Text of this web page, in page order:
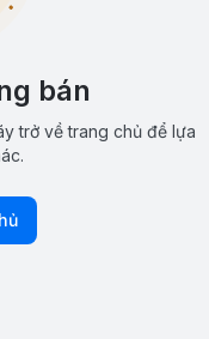
bán
trở về trang chủ để lựa